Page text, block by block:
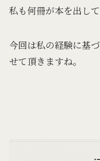
私も何冊が本を出して
今回は私の経験に基
せて頂きますね。